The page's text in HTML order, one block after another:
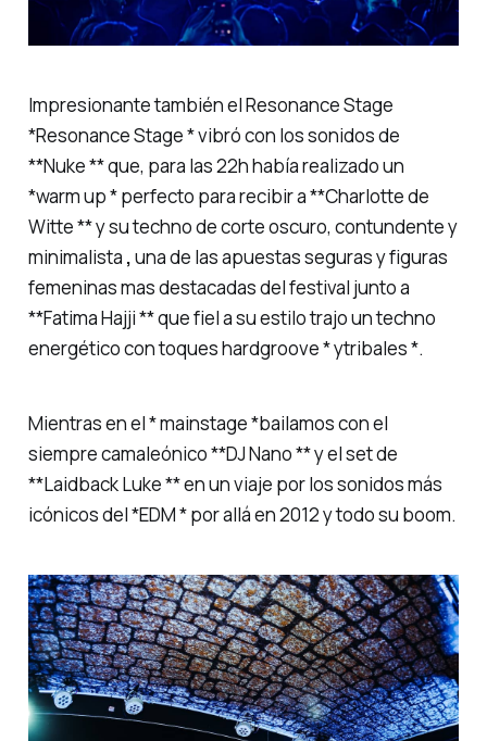
Impresionante también el Resonance Stage
*Resonance Stage * vibró con los sonidos de
**Nuke ** que, para las 22h había realizado un
*warm up * perfecto para recibir a **Charlotte de
Witte ** y su techno de corte oscuro, contundente y
minimalista ,una de las apuestas seguras y figuras
femeninas mas destacadas del festival junto a
**Fatima Hajji ** que fiel a su estilo trajo un techno
energético con toqueshardgroove * ytribales *.
Mientras en el * mainstage *bailamos con el
siempre camaleónico **DJ Nano ** y el set de
**Laidback Luke ** en un viaje por los sonidos más
icónicos del *EDM * por allá en 2012 y todo su boom.